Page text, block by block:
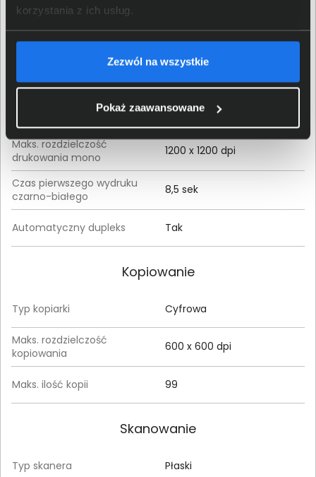
korzystania z ich usług.
Zezwól na wszystkie
Pokaż zaawansowane
Metoda uzyskiwania
laserowa
Maks. prędkość drukowania
32 str/min
Maks. rozdzielczość
drukowania mono
1200 x 1200 dpi
Czas pierwszego wydruku
czarno-białego
8,5 sek
Automatyczny dupleks Tak
Kopiowanie
Typ kopiarki Cyfrowa
Maks. rozdzielczość
kopiowania
600 x 600 dpi
Maks. ilość kopii 99
Skanowanie
Typ skanera Płaski